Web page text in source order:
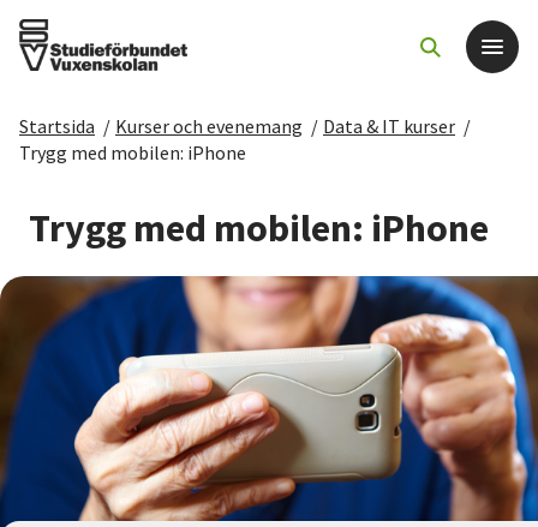
Det här gör vi
För dig som
Sök kurser och evenemang
Om SV
Starta studiecirkel
Cirkelledare
Startsida / Kurser och evenemang / Data & IT kurser /
Trygg med mobilen: iPhone
Trygg med mobilen: iPhone